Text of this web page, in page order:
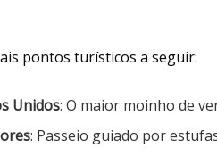
pontos turísticos a seguir:
Unidos: O maior moinho de
: Passeio guiado por